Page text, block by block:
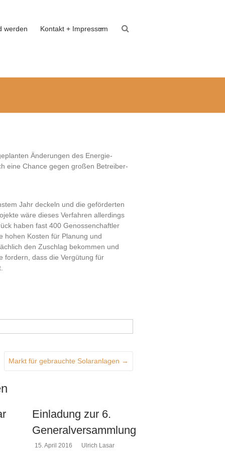
werden Kontakt + Impressum
Änderungen des Energie-
eine Chance gegen großen Betreiber-
Jahr deckeln und die geförderten
wäre dieses Verfahren allerdings
haben fast 400 Genossenchaftler
hohen Kosten für Planung und
den Zuschlag bekommen und
fordern, dass die Vergütung für
Markt für gebrauchte Solaranlagen →
Einladung zur 6.
Generalversammlung
15. April 2016 Ulrich Lasar